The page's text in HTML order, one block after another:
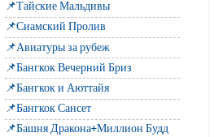
📌Тайские Мальдивы
📌Сиамский Пролив
📌Авиатуры за рубеж
📌Бангкок Вечерний Бриз
📌Бангкок и Аюттайя
📌Бангкок Сансет
📌Башня Дракона+Миллион Будд